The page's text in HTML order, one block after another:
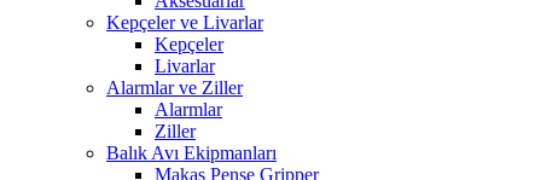
Kepçeler ve Livarlar
Kepçeler
Livarlar
Alarmlar ve Ziller
Alarmlar
Ziller
Balık Avı Ekipmanları
Makas Pense Gripper